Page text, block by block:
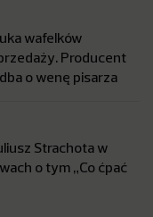
wafelków
Producent
o wenę pisarza
Strachota w
o tym „Co ćpać